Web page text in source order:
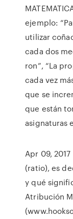
ejemplo:
utilizar
cada dos
ron”, “La
cada vez
que se
que están
asignaturas
Apr 09,
(ratio), es
y qué
Atribución